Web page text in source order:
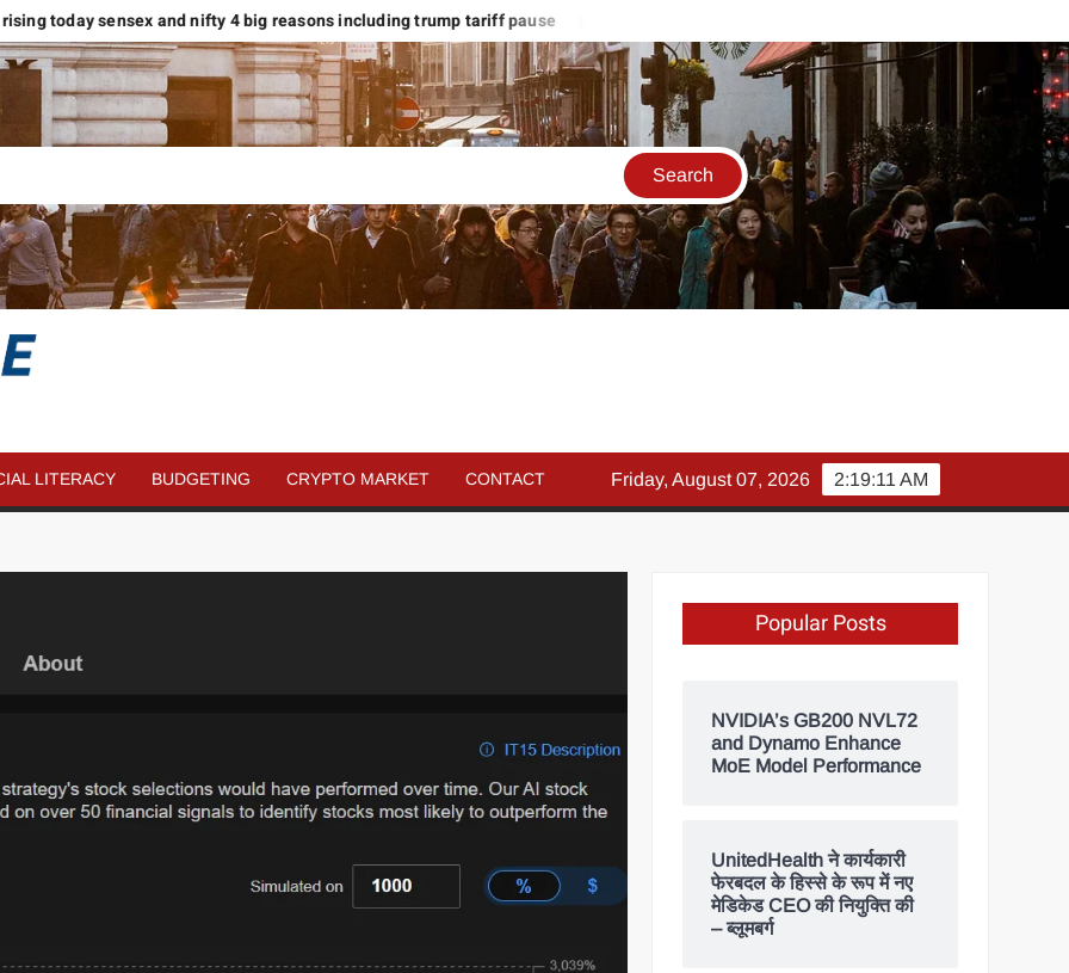
today sensex and nifty 4 big reasons including trump tariff pause
MORE
MONEY
–
RELATED
LITERACY BUDGETING CRYPTO MARKET CONTACT 2:19:12 AM
Friday, August 07, 2026
Popular Posts
NVIDIA’s GB200 NVL72
and Dynamo Enhance
MoE Model Performance
UnitedHealth ने कार्यकारी
फेरबदल के हिस्से के रूप में नए
मेडिकेड CEO की नियुक्ति की
– ब्लूमबर्ग